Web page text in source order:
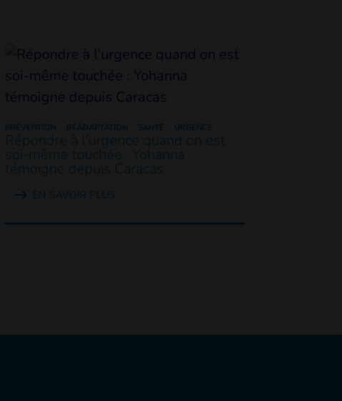
PRÉVENTION RÉADAPTATION SANTÉ URGENCE
Répondre à l’urgence quand on est
soi-même touchée : Yohanna
témoigne depuis Caracas
EN SAVOIR PLUS